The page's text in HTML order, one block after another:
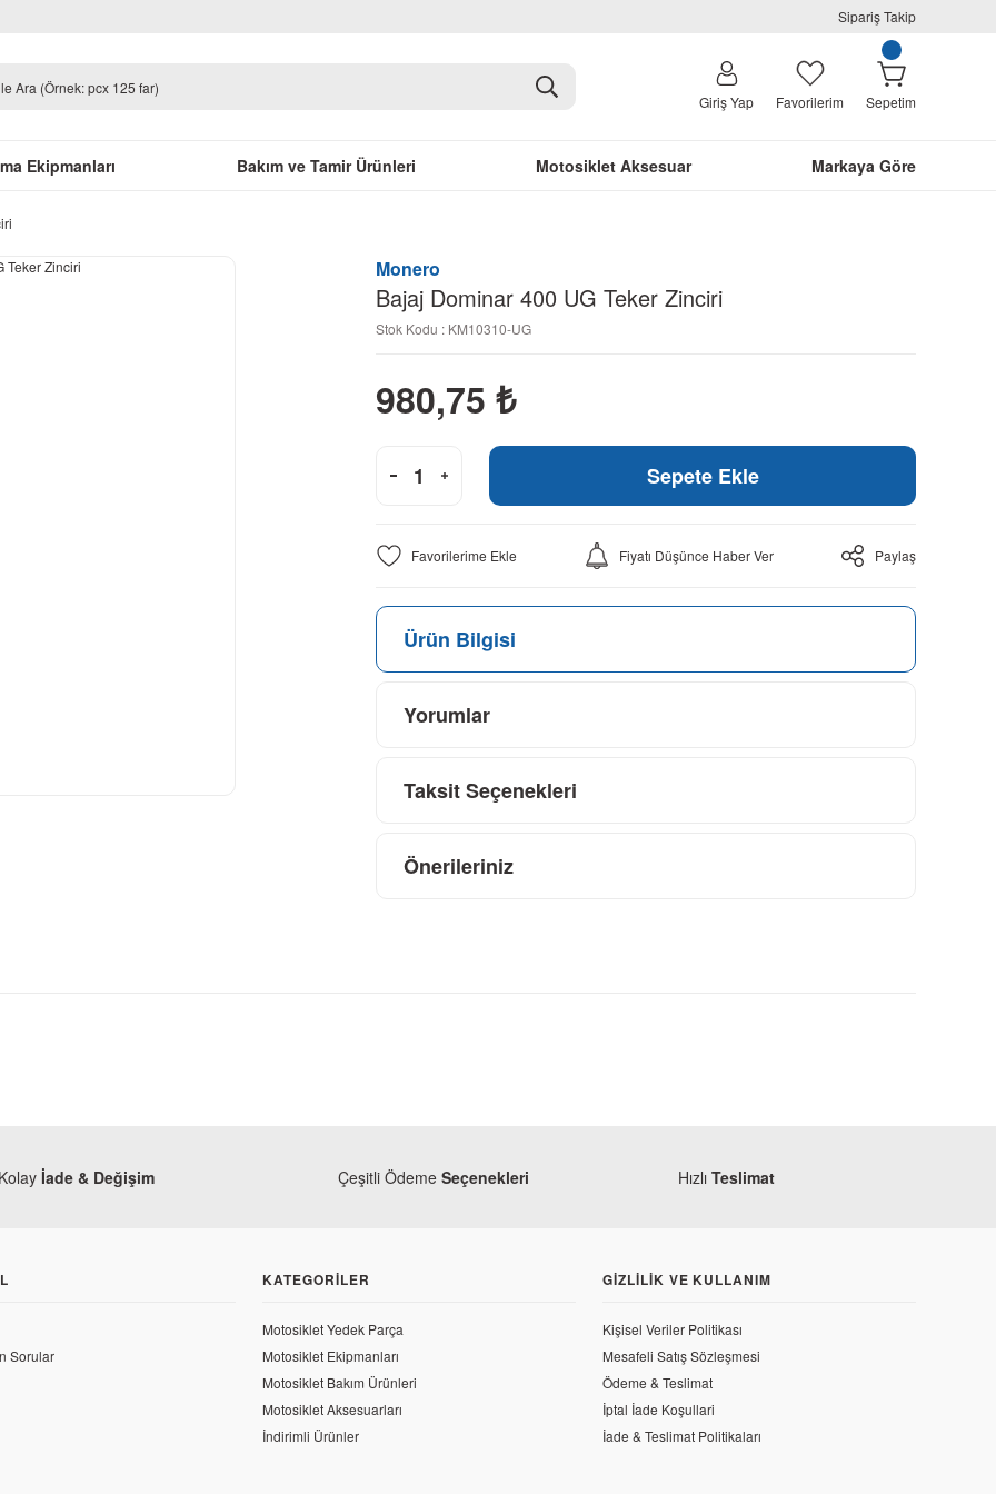
Sipariş Takip
Giriş Yap Favorilerim Sepetim
Ekipmanları Bakım ve Tamir Ürünleri Motosiklet Aksesuar Markaya Göre
Monero
Bajaj Dominar 400 UG Teker Zinciri
Stok Kodu : KM10310-UG
980,75 ₺
Sepete Ekle
Fiyatı Düşünce Haber Ver Paylaş
Ürün Bilgisi
Yorumlar
Taksit Seçenekleri
Önerileriniz
Bajaj Dominar 400 UG Orjinal Debriyaj Teli
Bajaj
Bajaj Dominar 400 UG Far Muhafazası
Kolay İade & Değişim Çeşitli Ödeme Seçenekleri Hızlı Teslimat
Sorular
KATEGORILER
Motosiklet Yedek Parça
Motosiklet Ekipmanları
Motosiklet Bakım Ürünleri
Motosiklet Aksesuarları
İndirimli Ürünler
GIZLILIK VE KULLANIM
Kişisel Veriler Politikası
Mesafeli Satış Sözleşmesi
Ödeme & Teslimat
İptal İade Koşullari
İade & Teslimat Politikaları